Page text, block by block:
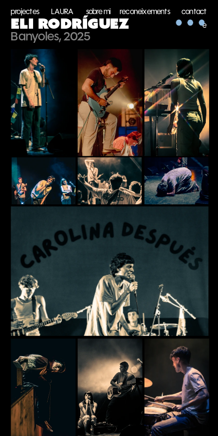
projectes sobre mi
contact
e
reconeixements
LAURA
ELI RODRÍGUEZ
Banyoles, 2025